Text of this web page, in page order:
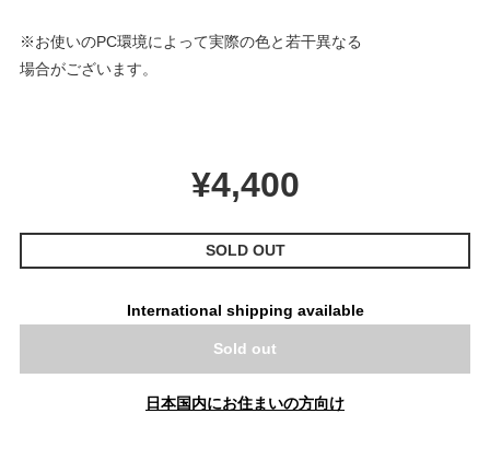
※お使いのPC環境によって実際の色と若干異なる
場合がございます。
¥4,400
SOLD OUT
International shipping available
Sold out
日本国内にお住まいの方向け